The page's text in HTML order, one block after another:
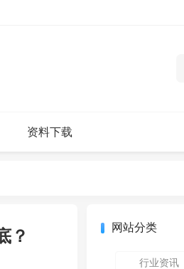
资料下载
？ 网站分类
行业资讯